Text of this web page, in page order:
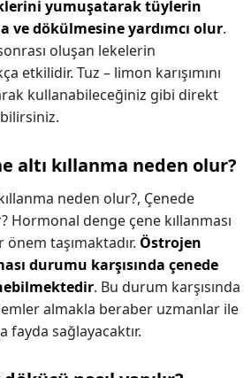
yumuşatarak tüylerin
ve dökülmesine yardımcı olur.
oluşan lekelerin
etkilidir. Tuz – limon karışımını
kullanabileceğiniz gibi direkt
altı kıllanma neden olur?
neden olur?, Çenede
Hormonal denge çene kıllanması
taşımaktadır. Östrojen
durumu karşısında çenede
. Bu durum karşısında
almakla beraber uzmanlar ile
sağlayacaktır.